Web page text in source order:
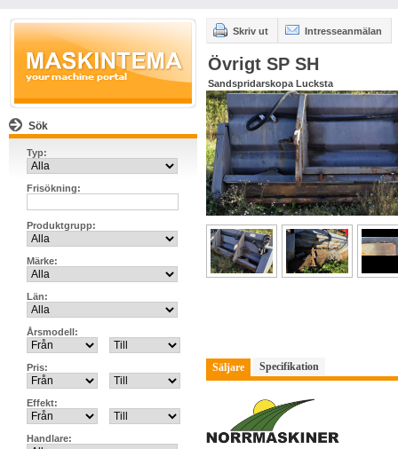
Sök
Typ:
Frisökning:
Produktgrupp:
Märke:
Län:
Årsmodell:
Pris:
Effekt:
Handlare:
Skriv ut Intresseanmälan
Övrigt SP SH
Sandspridarskopa Lucksta
Säljare Specifikation